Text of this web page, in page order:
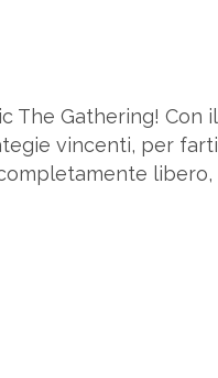
The Gathering! Con il
vincenti, per farti
libero,